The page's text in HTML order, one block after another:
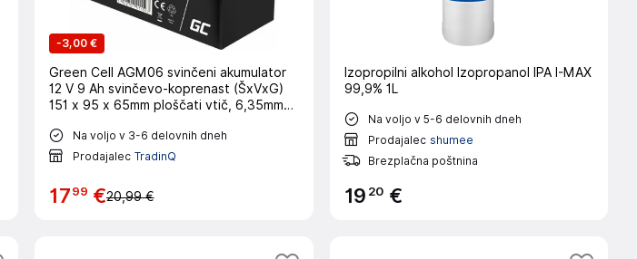
-3,00 €
Green Cell AGM06 svinčeni akumulator
12 V 9 Ah svinčevo-koprenast (ŠxVxG)
151 x 95 x 65mm ploščati vtič, 6,35mm
Na voljo v 3-6 delovnih dneh
Prodajalec TradinQ
1799 €20,99 €
Izopropilni alkohol Izopropanol IPA I-MAX
99,9% 1L
Na voljo v 5-6 delovnih dneh
Prodajalec shumee
Brezplačna poštnina
19 20 €